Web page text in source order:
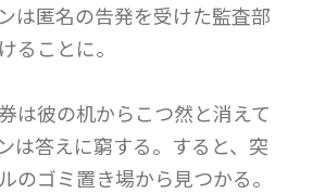
は匿名の告発を受けた監査部
ることに。
は彼の机からこつ然と消えて
は答えに窮する。すると、突
のゴミ置き場から見つかる。